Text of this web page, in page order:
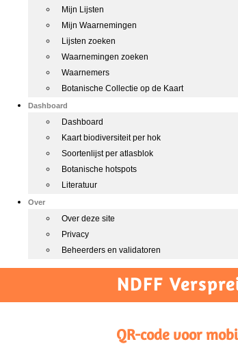
Mijn Lijsten
Mijn Waarnemingen
Lijsten zoeken
Waarnemingen zoeken
Waarnemers
Botanische Collectie op de Kaart
Dashboard
Dashboard
Kaart biodiversiteit per hok
Soortenlijst per atlasblok
Botanische hotspots
Literatuur
Over
Over deze site
Privacy
Beheerders en validatoren
NDFF
QR-code voor